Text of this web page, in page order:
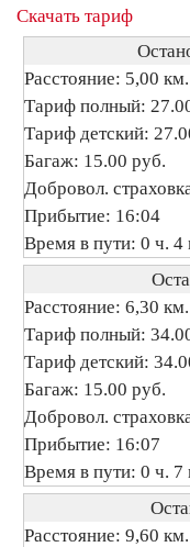
Скачать тариф
Расстояние: 5,00 км.
Тариф полный:
Тариф детский:
Багаж: 15.00 руб.
Добровол.
Прибытие: 16:04
Время в пути: 0 ч. 4
Расстояние: 6,30 км.
Тариф полный:
Тариф детский:
Багаж: 15.00 руб.
Добровол.
Прибытие: 16:07
Время в пути: 0 ч. 7
Расстояние: 9,60 км.